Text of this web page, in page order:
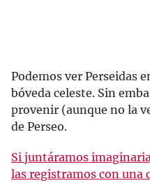
Podemos ver Perseidas
bóveda celeste. Sin
provenir (aunque no la
de Perseo.
Si juntáramos
las registramos con una